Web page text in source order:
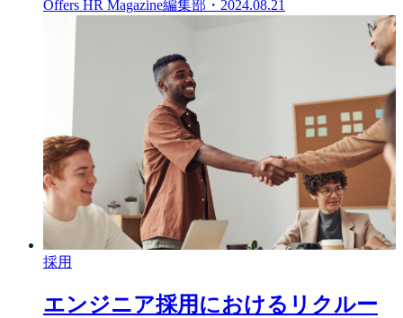
Offers HR Magazine編集部 ・ 2024.08.21
採用
エンジニア採用におけるリクルー